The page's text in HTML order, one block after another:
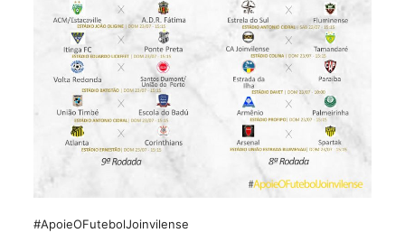
#ApoieOFutebolJoinvilense